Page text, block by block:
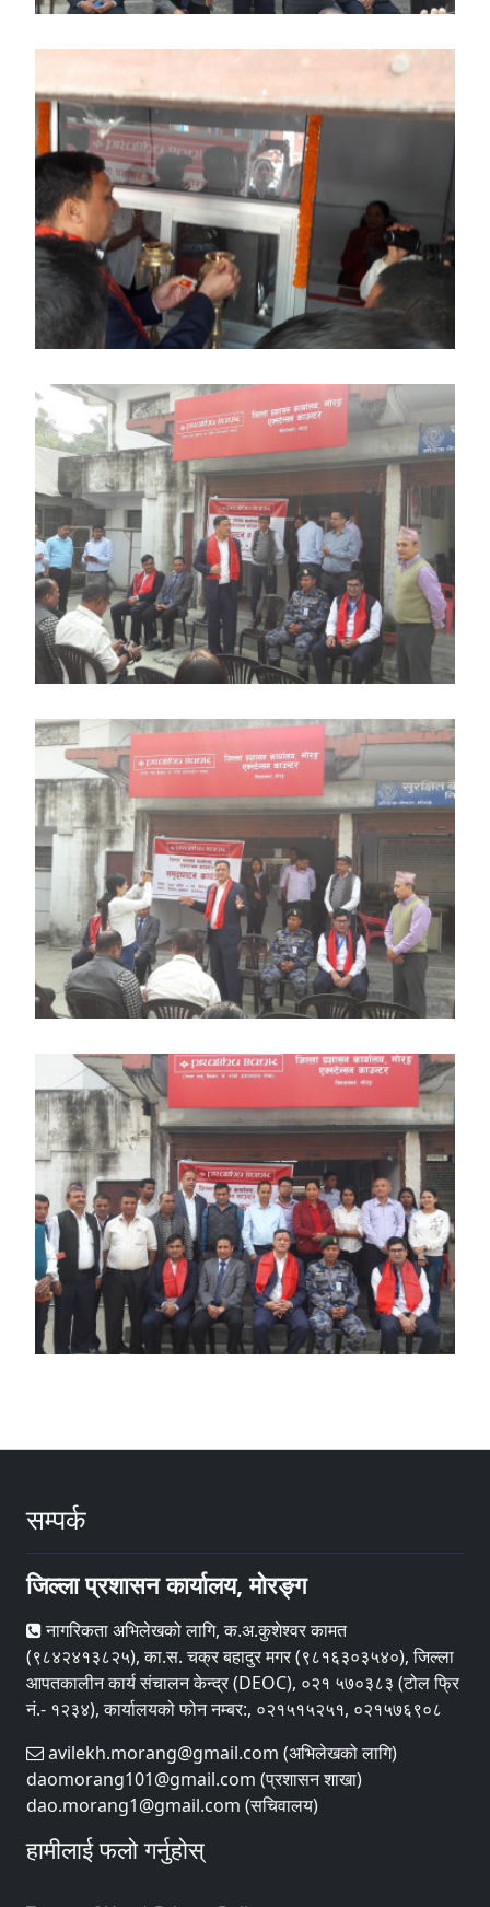
सम्पर्क
जिल्ला प्रशासन कार्यालय, मोरङ्ग
नागरिकता अभिलेखको लागि, क.अ.कुशेश्वर कामत
(९८४२४१३८२५), का.स. चक्र बहादुर मगर (९८१६३०३५४०), जिल्ला
आपतकालीन कार्य संचालन केन्द्र (DEOC), ०२१ ५७०३८३ (टोल फ्रि
नं.- १२३४), कार्यालयको फोन नम्बर:, ०२१५१५२५१, ०२१५७६९०८
avilekh.morang@gmail.com (अभिलेखको लागि)
daomorang101@gmail.com (प्रशासन शाखा)
dao.morang1@gmail.com (सचिवालय)
हामीलाई फलो गर्नुहोस्